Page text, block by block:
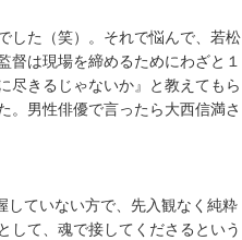
した（笑）。それで悩んで、若松
は現場を締めるためにわざと１
尽きるじゃないか』と教えてもら
。男性俳優で言ったら大西信満さ
していない方で、先入観なく純粋
して、魂で接してくださるという